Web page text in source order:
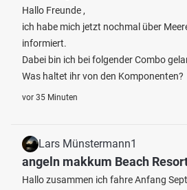
Hallo Freunde ,
ich habe mich jetzt nochmal über
informiert.
Dabei bin ich bei folgender Combo
Was haltet ihr von den Komponenten?
vor 35 Minuten
Lars Münstermann1
angeln makkum Beach
Hallo zusammen ich fahre Anfang